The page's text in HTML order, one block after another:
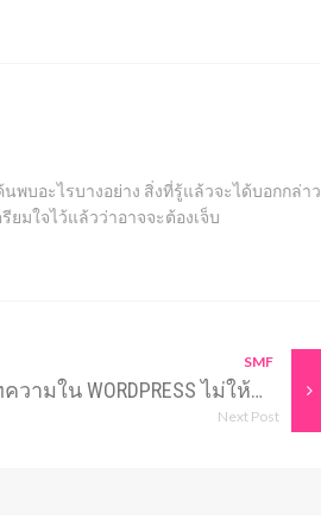
พบอะไรบางอย่าง สิ่งที่รู้แล้วจะได้บอกกล่าว
ยมใจไว้แล้วว่าอาจจะต้องเจ็บ
SMF
ดึงบทความใน WORDPRESS ไม่ให้ซ้ำด้วย POST__NOT_IN
Next Post